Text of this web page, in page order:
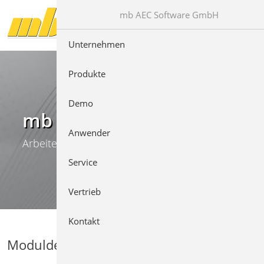
Direkt zur Hauptnavigation springen
Direkt zum Inhalt springen
mb WorkSuite
Arbeiten mit Komfort
Moduldetails
mb AEC Software GmbH
Unternehmen
Produkte
Demo
Anwender
Service
Vertrieb
Kontakt